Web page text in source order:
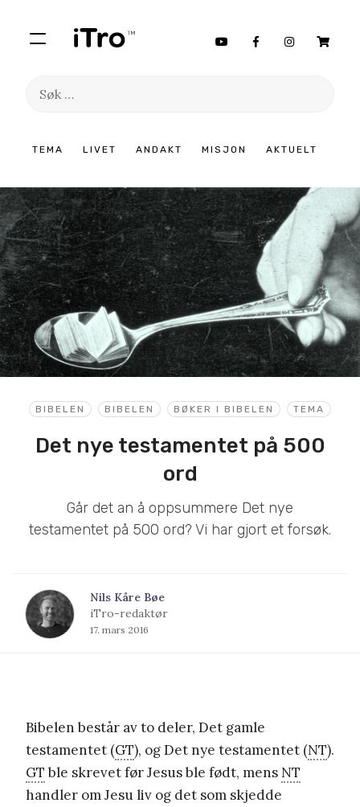
TEMA LIVET ANDAKT MISJON AKTUELT
Søk
innhold
BIBELEN BIBELEN BØKER I BIBELEN TEMA
Det nye testamentet på 500
ord
Går det an å oppsummere Det nye
testamentet på 500 ord? Vi har gjort et forsøk.
Nils Kåre Bøe
iTro-redaktør
17. mars 2016
Bibelen består av to deler, Det gamle
testamentet (GT), og Det nye testamentet (NT).
GTble skrevet før Jesus ble født, mens NT
handler om Jesu liv og det som skjedde